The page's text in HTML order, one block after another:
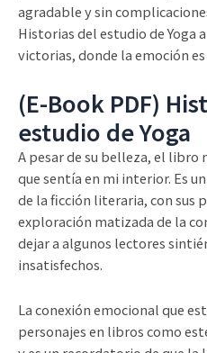
agradable y sin
Historias del estudio de Yoga
victorias, donde la emoción
(E-Book PDF)
estudio de Yoga
A pesar de su belleza, el
que sentía en mi interior. Es
de la ficción literaria, con sus
exploración matizada de la
dejar a algunos lectores
insatisfechos.
La conexión emocional que
personajes en libros como